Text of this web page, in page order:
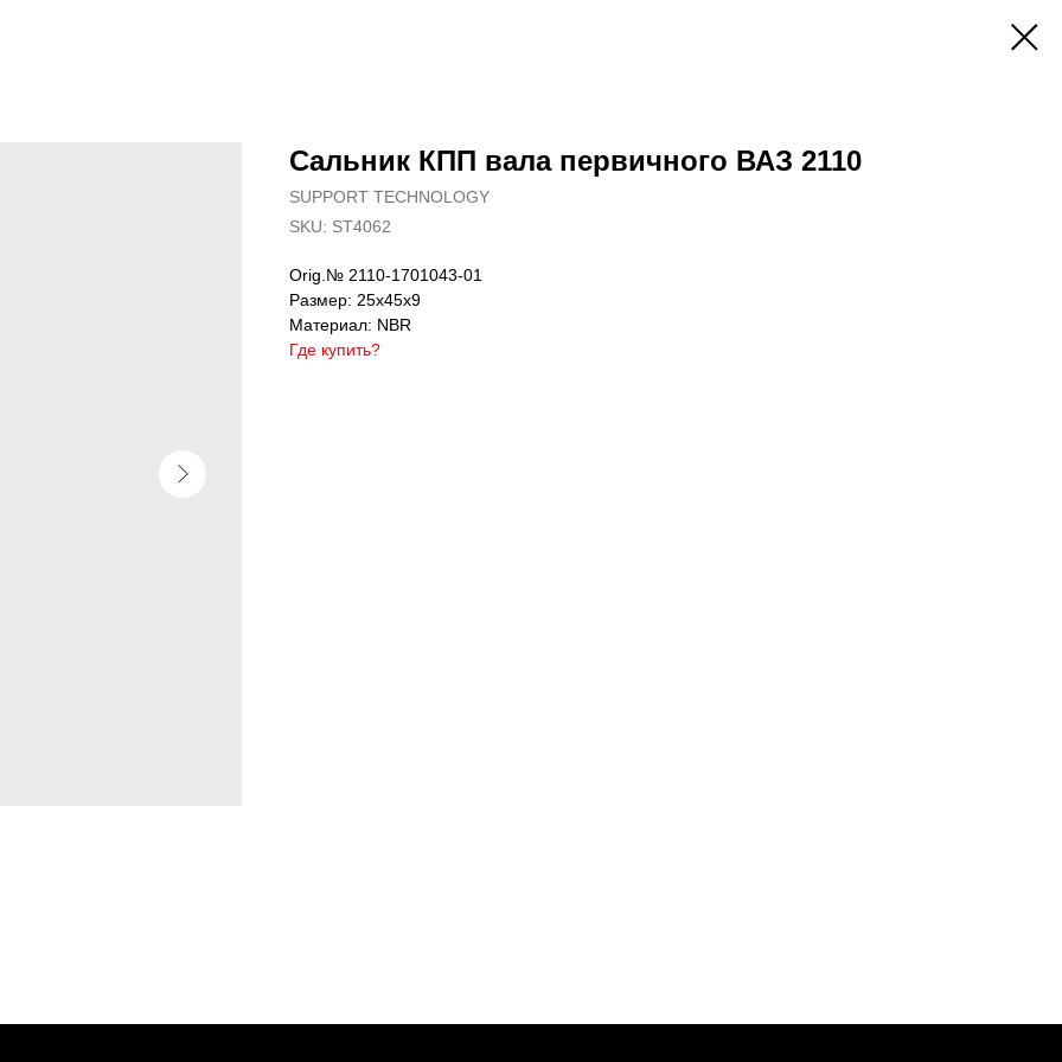
Сальник КПП вала первичного ВАЗ 2110
SUPPORT TECHNOLOGY
SKU: ST4062
Orig.№ 2110-1701043-01
Размер: 25х45х9
Материал: NBR
Где купить?